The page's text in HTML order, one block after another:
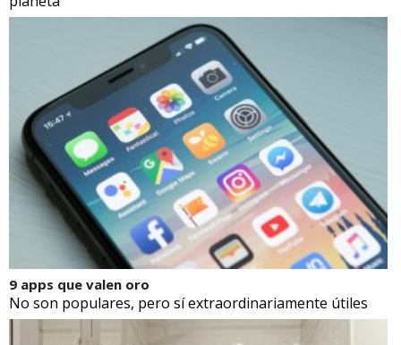
9 apps que valen oro
No son populares, pero sí extraordinariamente útiles